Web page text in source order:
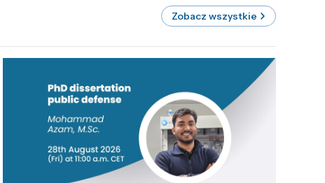
Zobacz wszystkie